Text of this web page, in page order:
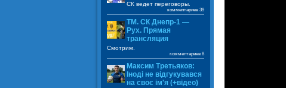
СК ведет переговоры.
комментариев 39
ТМ. СК Днепр-1 —
Рух. Прямая
трансляция
Смотрим.
комментариев 8
Максим Третьяков:
Іноді не відгукувався
на своє ім'я (+відео)